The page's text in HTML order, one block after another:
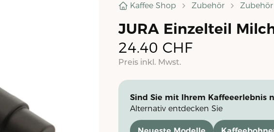
Kaffee Shop Zubehör Zubehör
JURA Einzelteil
24.40 CHF
Preis inkl. Mwst.
Sind Sie mit Ihrem Kaffeeerlebnis
Alternativ entdecken Sie